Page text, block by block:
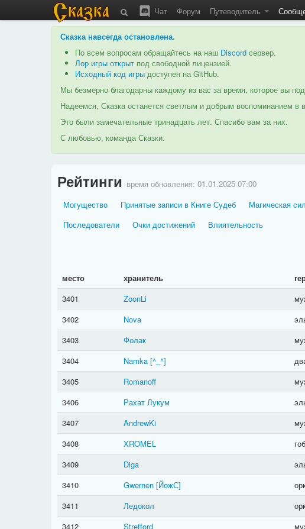
Чат Форум Путеводитель
Сказка навсегда остановлена.
По всем вопросам обращайтесь на наш Discord сервер.
Лор игры открыт под свободной лицензией.
Исходный код игры доступен на GitHub.
Мы безмерно благодарны каждому из вас за время, которое вы
Надеемся, Сказка останется светлым и добрым воспоминанием
Это были замечательные тринадцать лет. Спасибо вам за них.
С любовью, команда Сказки.
Рейтинги время обновления: 01.01.2025 07:00
Могущество
Принятые записи в Книге Судеб Магическая
Последователи
Очки достижений Влиятельность
место хранитель
3401
ZoonLi
3402
Nova
3403
Фолак
3404
Namka [^_^]
3405
Romanoff
3406
Рахат Лукум
3407
AndrewKi
3408
XROMEL
3409
Diga
3410
Gwernen [ЙожС]
3411
Ледокол
3412
Stretford